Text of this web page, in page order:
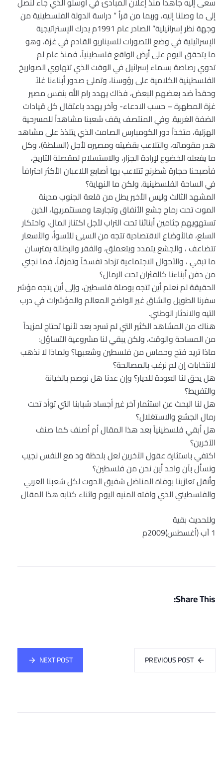
إلى ما وصلنا إليه، وربما من قرأ ” دراسة الدولة الفلسطينية من
وجهة نظر إسرائيلية” الصادر عام 1991م يدرك الإستراتيجية
الإسرائيلية في وضع التصورات للسيناريو القادم في غزة، وهو
ما يتحقق اليوم على أرض الواقع فلسطينياً، فمنذ عام لم
تدوي رصاصة بسماء إسرائيل في الوقت الذي تتهاوي الصواريخ
الفلسطينية الكلامية على رؤوسنا، وتملئ صدور أبناءنا غلاً
وحقداً ضد بعضهم البعض، فذاك يهدد رام الله بنفس مصير
غزة المطهرة – حسب الادعاء- وآخر يهدد باعتقال كل قيادات
الضفة الغربية. وفي المنتصف يقف شعبنا مشاهداً للمسرحية
الهزلية، متخذاً دور الكومبارس الصامت الذي يتلذذ على مشاهد
هدر مقوماته، والتلاعب بقضيته ومصيره لأجل (السلطة)، وكل
ما يفعله الخضوع لإرادة الجزار، والاستسلام لمقصلة التاريخ،
فأصبحنا حجارة شطرنج تتلاعب بها أصابع اللاعبان الأكثر احترافاً
في الساحة الفلسطينية. ولكن ما النهاية؟
المشهد الثالث وليس الأخير يطل من قلعة الجنوب مدينة
الموت تحت رماح جشع الأنفاق وتجارها ومستثمريها، الذين
تستهويهم جثامين أبنائنا تحت التراب لأجل اكتناز المال، واحتكار
السلع، فالأوضاع الاقتصادية تتجه من السيئ للأسوأ، والأسعار
تتضاعف ، والجشع يتمدد ويتعملق، والفقر والبطالة يفترسان
ما تبقي ، والأحوال الاجتماعية تزداد تفسخاً وتمزقاً، فما نجني
من دفن أبناءنا كالفئران تحت الرمال؟
الحقيقة لم نعلم أين تتجه بوصلة فلسطين، وإلى أين يتجه مؤشر
سفرنا الطويل والشاق غير الواضح المعالم والمؤشرات في درب
التيه والاندثار الوطني.
هناك من المشاهد الكثير التي لم تسرد بعد لأنها تحتاج لمزيداً
من المساحة والوقت، ولكن يبقي لنا مشروعية التساؤل:
ماذا تريد فتح وحماس من فلسطين وشعبها؟ ولماذا لا نذهب
لانتخابات إن لم نرغب بالمصالحة؟
هل يحق لنا العودة للديار؟ وإن عدنا هل نوصم بالخيانة
والتفريط؟
هل لنا البحث عن استثمار آخر غير أجساد شبابنا التي توأد تحت
رمال الجشع والاستغلال؟
هل أبقي فلسطينياً بعد هذا المقال أم أصنف كما صنف
الآخرين؟
اكتفي باستثارة عقول الآخرين لعل بلحظة ود مع النفس نجيب
ونسأل بآن واحد أين نحن من فلسطين؟
وأنقل تعازينا بوفاة المناضل شفيق الحوت لكل شعبنا العربي
والفلسطيني الذي وافته المنيه اليوم واثناء كتابه هذا المقال
وللحديث بقية
1 آب (أغسطس)2009م
Share This:
PREVIOUS POST
NEXT POST